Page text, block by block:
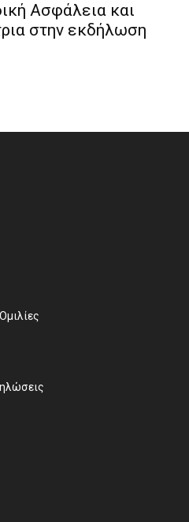
Ασφάλεια και
στην εκδήλωση